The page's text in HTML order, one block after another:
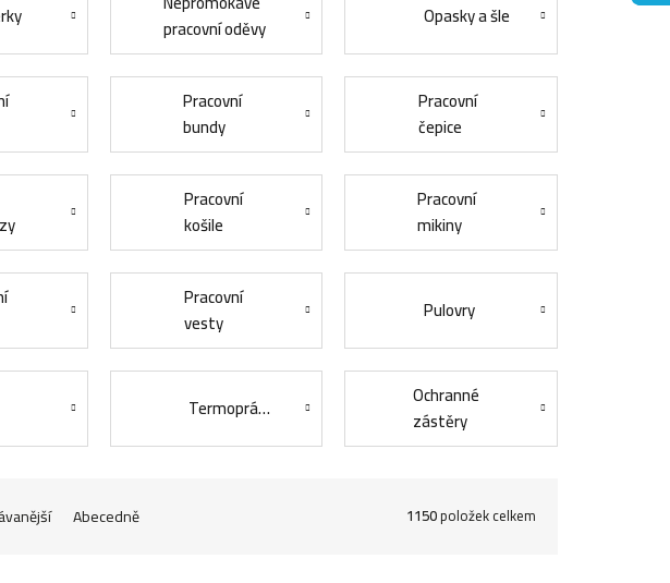
pracovní oděvy
Opasky a šle
Pracovní
bundy
Pracovní
čepice
Pracovní
košile
Pracovní
mikiny
Pracovní
vesty
Pulovry
Termoprádlo
Ochranné
zástěry
Abecedně 1150položek celkem